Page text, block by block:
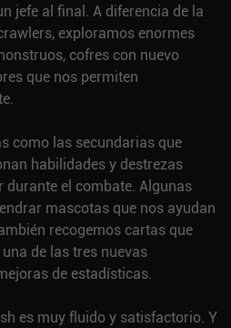
jefe al final. A diferencia de la
exploramos enormes
cofres con nuevo
que nos permiten
como las secundarias que
habilidades y destrezas
durante el combate. Algunas
mascotas que nos ayudan
recogemos cartas que
de las tres nuevas
de estadísticas.
es muy fluido y satisfactorio. Y